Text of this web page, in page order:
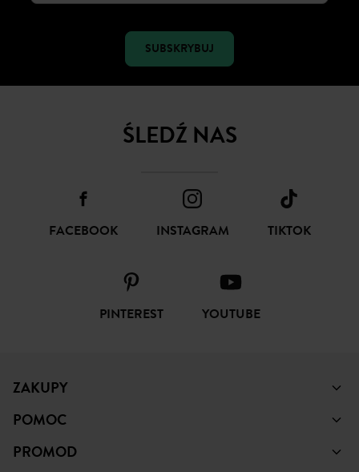
SUBSKRYBUJ
ŚLEDŹ NAS
FACEBOOK INSTAGRAM TIKTOK
PINTEREST YOUTUBE
ZAKUPY
POMOC
PROMOD